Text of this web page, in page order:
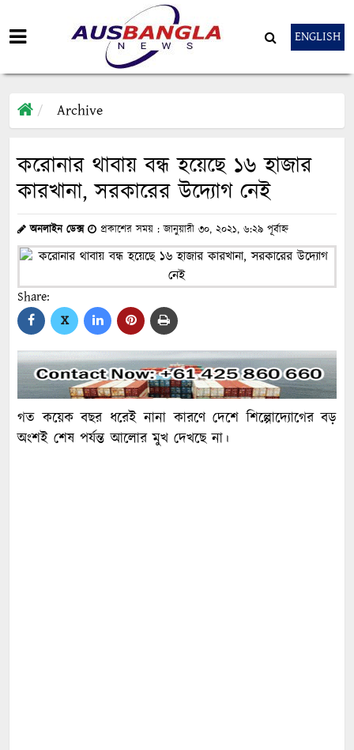
ENGLISH
Archive
করোনার থাবায় বন্ধ হয়েছে ১৬ হাজার
কারখানা, সরকারের উদ্যোগ নেই
অনলাইন ডেক্স প্রকাশের সময় : জানুয়ারী ৩০, ২০২১, ৬:২৯ পূর্বাহ্ন
Share:
X
গত কয়েক বছর ধরেই নানা কারণে দেশে শিল্পোদ্যোগের বড়
অংশই শেষ পর্যন্ত আলোর মুখ দেখছে না।